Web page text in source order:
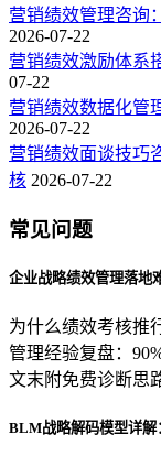
营销绩效管理咨询
2026-07-22
营销绩效激励体系
07-22
营销绩效数据化管
2026-07-22
营销绩效面谈技巧
核 2026-07-22
常见问题
企业战略绩效管理落地
为什么绩效考核推
管理经验复盘：
文末附免费诊断思
BLM战略解码模型详解